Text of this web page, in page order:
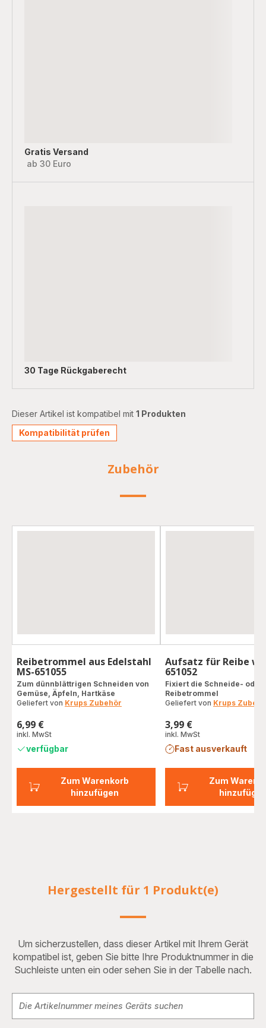
Gratis Versand
ab 30 Euro
30 Tage Rückgaberecht
Dieser Artikel ist kompatibel mit 1 Produkten
Kompatibilität prüfen
Zubehör
Zum Warenkorb
hinzufügen
Reibetrommel aus Edelstahl
MS-651055
Zum dünnblättrigen Schneiden von
Gemüse, Äpfeln, Hartkäse
Geliefert von Krups Zubehör
Preis
6,99 €
inkl. MwSt
verfügbar
Zum
Aufsatz für Reibe
651052
Fixiert die Schneide- oder
Reibetrommel
Geliefert von Krups
Preis
3,99 €
inkl. MwSt
Fast ausverkauft
Hergestellt für 1 Produkt(e)
Um sicherzustellen, dass dieser Artikel mit Ihrem Gerät
kompatibel ist, geben Sie bitte Ihre Produktnummer in die
Suchleiste unten ein oder sehen Sie in der Tabelle nach.